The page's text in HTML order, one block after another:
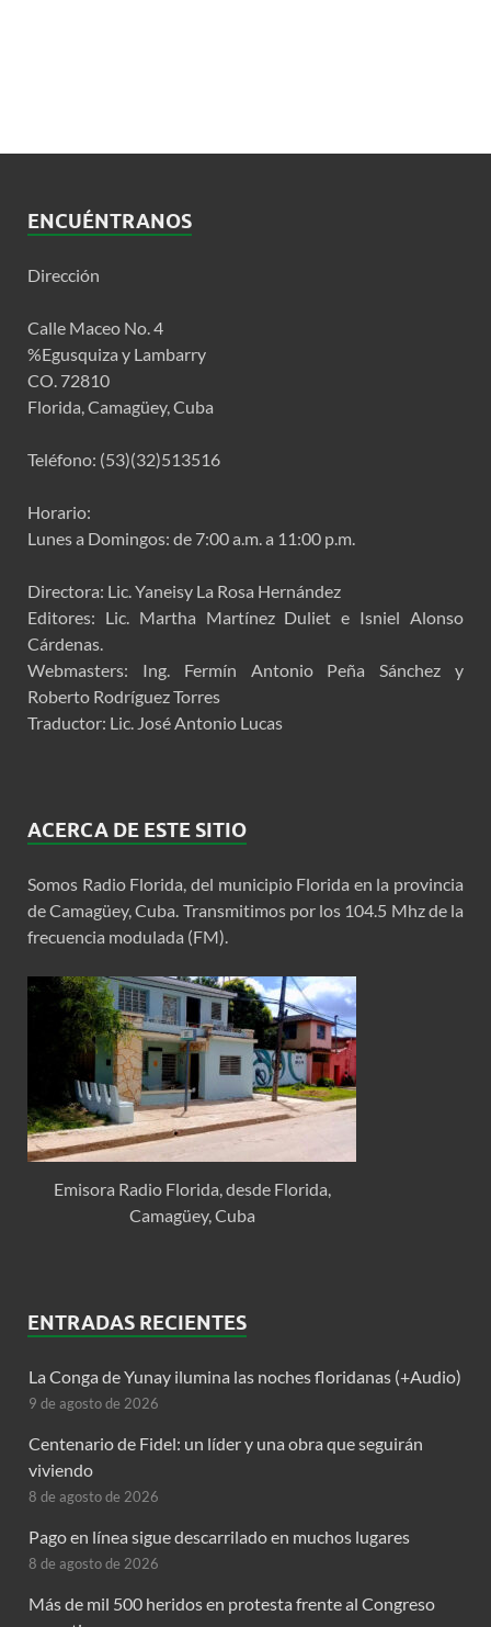
ENCUÉNTRANOS
Dirección
Calle Maceo No. 4
%Egusquiza y Lambarry
CO. 72810
Florida, Camagüey, Cuba
Teléfono: (53)(32)513516
Horario:
Lunes a Domingos: de 7:00 a.m. a 11:00 p.m.
Directora: Lic. Yaneisy La Rosa Hernández
Editores: Lic. Martha Martínez Duliet e Isniel Alonso
Cárdenas.
Webmasters: Ing. Fermín Antonio Peña Sánchez y
Roberto Rodríguez Torres
Traductor: Lic. José Antonio Lucas
ACERCA DE ESTE SITIO
Somos Radio Florida, del municipio Florida en la provincia
de Camagüey, Cuba. Transmitimos por los 104.5 Mhz de la
frecuencia modulada (FM).
Emisora Radio Florida, desde Florida,
Camagüey, Cuba
ENTRADAS RECIENTES
La Conga de Yunay ilumina las noches floridanas (+Audio)
9 de agosto de 2026
Centenario de Fidel: un líder y una obra que seguirán
viviendo
8 de agosto de 2026
Pago en línea sigue descarrilado en muchos lugares
8 de agosto de 2026
Más de mil 500 heridos en protesta frente al Congreso